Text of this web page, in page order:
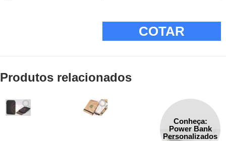
COTAR
Produtos relacionados
Conheça:
Power Bank
Personalizados